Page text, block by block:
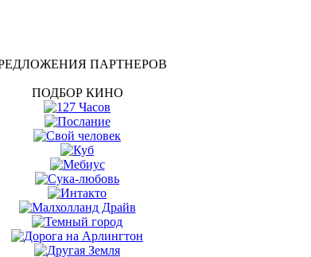
ПАРТНЕРОВ
ПОДБОР КИНО